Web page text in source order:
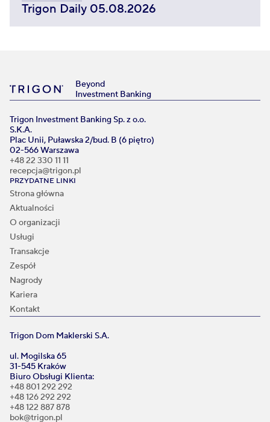
Trigon Daily 05.08.2026
Beyond
Investment Banking
Trigon Investment Banking Sp. z o.o.
S.K.A.
Plac Unii, Puławska 2/bud. B (6 piętro)
02-566 Warszawa
+48 22 330 11 11
recepcja@trigon.pl
PRZYDATNE LINKI
Strona główna
Aktualności
O organizacji
Usługi
Transakcje
Zespół
Nagrody
Kariera
Kontakt
Trigon Dom Maklerski S.A.
ul. Mogilska 65
31-545 Kraków
Biuro Obsługi Klienta:
+48 801 292 292
+48 126 292 292
+48 122 887 878
bok@trigon.pl